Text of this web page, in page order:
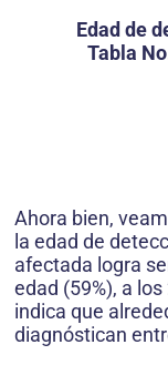
Edad de
Tabla
Ahora bien,
la edad de
afectada logra
edad (59%), a
indica que
diagnóstican